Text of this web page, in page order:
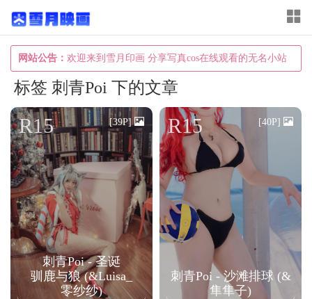
网站公告： 欢迎来到雪月印画 分享写真cos在线观看的无名小站
T
o
g
e
v
i
g
a
标签 刺青Poi 下的文章
刺青Poi - 圣诞
驯鹿与狼 (&Luisa_
零纱纱)
R15 [39P]
刺青Poi - 沙滩排球 (&
隼隼子)
R15 [40P]